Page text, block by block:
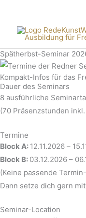
springen
Spätherbst-Seminar
Kompakt-Infos für das
Dauer des Seminars
8 ausführliche
(70 Präsenzstunden
Termine
Block A: 12.11.2026 –
Block B: 03.12.2026 –
(Keine passende
Dann setze dich gern
Seminar-Location